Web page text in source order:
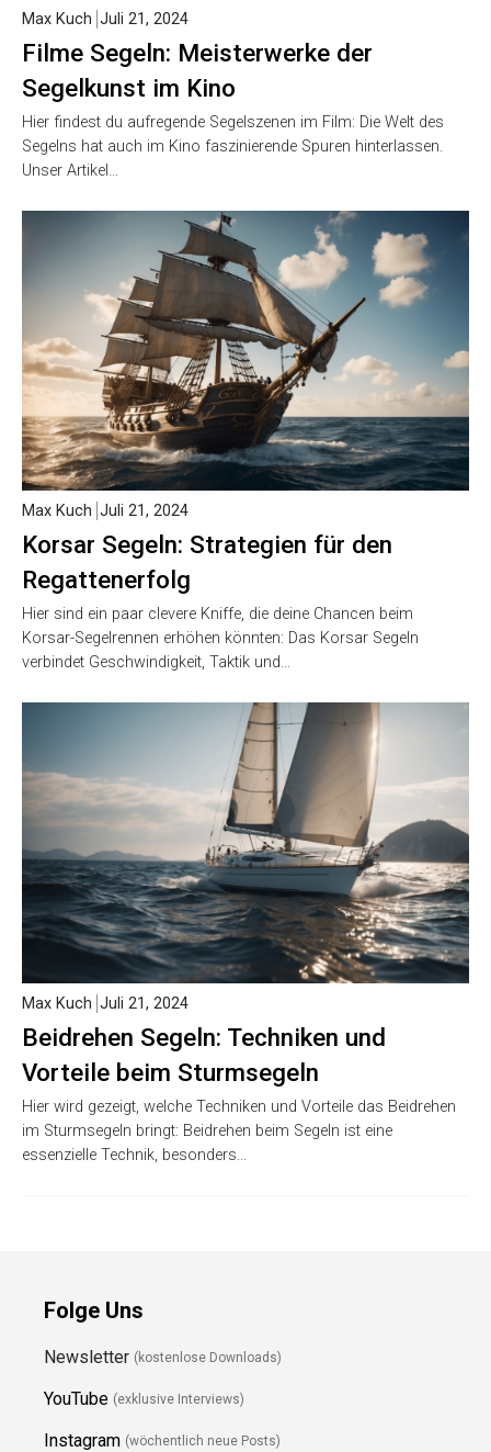
Filme Segeln: Meisterwerke der
Segelkunst im Kino
Max Kuch Juli 21, 2024
Hier findest du aufregende Segelszenen im Film: Die Welt des
Segelns hat auch im Kino faszinierende Spuren hinterlassen.
Unser Artikel…
Korsar Segeln: Strategien für den
Regattenerfolg
Max Kuch Juli 21, 2024
Hier sind ein paar clevere Kniffe, die deine Chancen beim
Korsar-Segelrennen erhöhen könnten: Das Korsar Segeln
verbindet Geschwindigkeit, Taktik und…
Beidrehen Segeln: Techniken und
Vorteile beim Sturmsegeln
Max Kuch Juli 21, 2024
Hier wird gezeigt, welche Techniken und Vorteile das Beidrehen
im Sturmsegeln bringt: Beidrehen beim Segeln ist eine
essenzielle Technik, besonders…
Folge Uns
Newsletter (kostenlose Downloads)
YouTube (exklusive Interviews)
Instagram (wöchentlich neue Posts)